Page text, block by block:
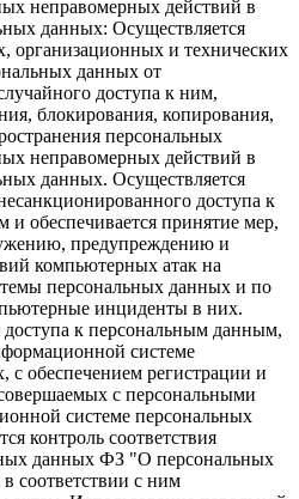
неправомерных действий в
данных: Осуществляется
организационных и технических
данных от
доступа к ним,
блокирования, копирования,
персональных
неправомерных действий в
данных. Осуществляется
доступа к
обеспечивается принятие мер,
предупреждению и
компьютерных атак на
персональных данных и по
инциденты в них.
к персональным данным,
системе
с обеспечением регистрации и
с персональными
системе персональных
контроль соответствия
данных ФЗ "О персональных
соответствии с ним